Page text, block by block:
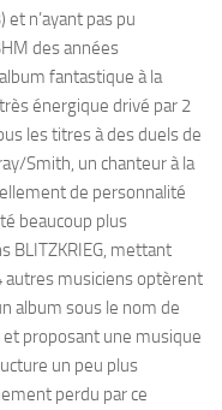
n’ayant pas pu
des années
fantastique à la
énergique drivé par 2
les titres à des duels de
Smith, un chanteur à la
de personnalité
beaucoup plus
BLITZKRIEG, mettant
autres musiciens optèrent
album sous le nom de
et proposant une musique
un peu plus
perdu par ce